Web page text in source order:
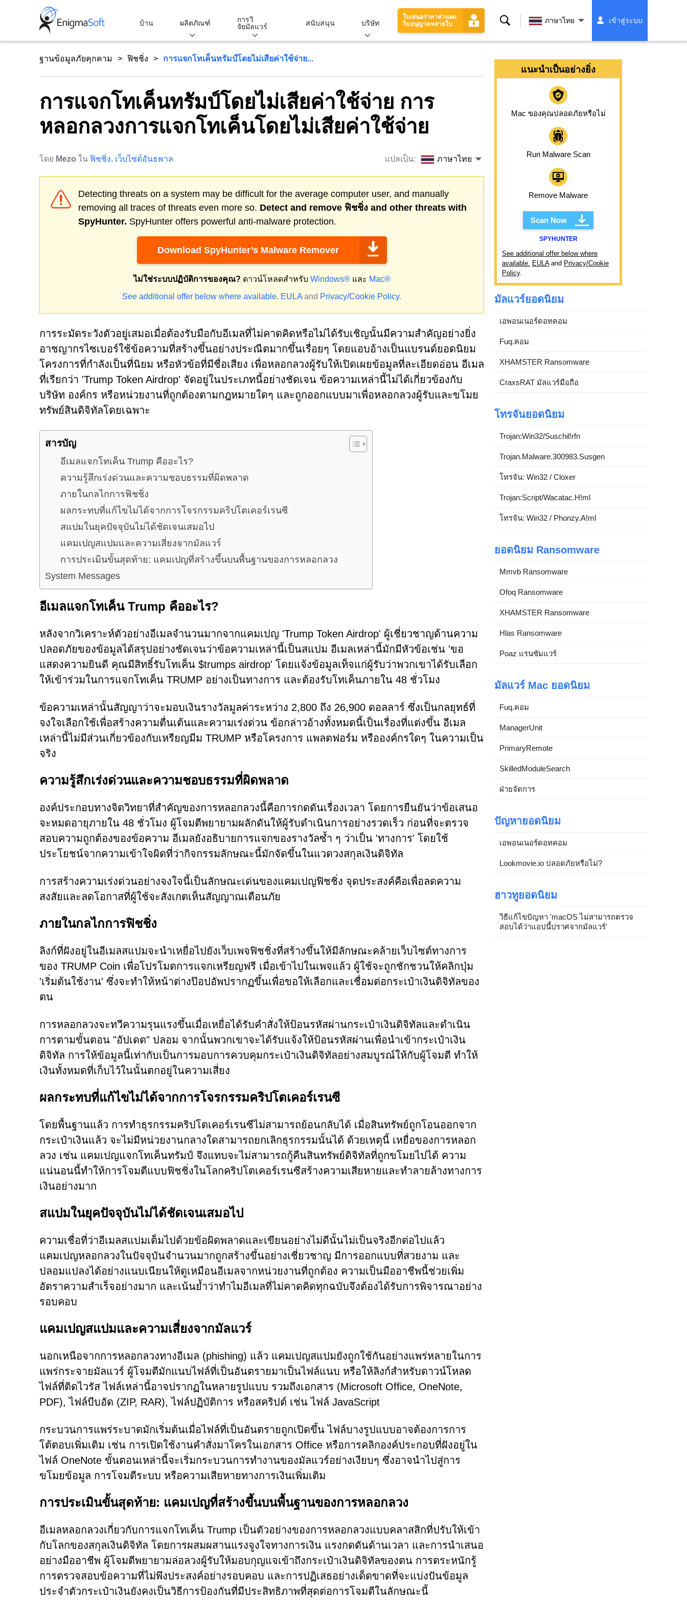
บ้าน ผลิตภัณฑ์
การวิ
จัยมัลแวร์
สนับสนุน บริษัท
ใบเสนอราคาส่วนลด
ใบอนุญาตหลายใบ
ค้นหา ภาษาไทย เข้าสู่ระบบ
ฐานข้อมูลภัยคุกคาม ฟิชชิ่ง การแจกโทเค็นทรัมป์โดยไม่เสียค่าใช้จ่าย...
การแจกโทเค็นทรัมป์โดยไม่เสียค่าใช้จ่าย การ
หลอกลวงการแจกโทเค็นโดยไม่เสียค่าใช้จ่าย
โดย Mezo ใน ฟิชชิ่ง, เว็บไซต์อันธพาล แปลเป็น: ภาษาไทย
Detecting threats on a system may be difficult for the average computer user, and manually
removing all traces of threats even more so. Detect and remove ฟิชชิ่ง and other threats with
SpyHunter. SpyHunter offers powerful anti-malware protection.
Download SpyHunter’s Malware Remover
ไม่ใช่ระบบปฏิบัติการของคุณ? ดาวน์โหลดสำหรับ Windows®และ Mac®
See additional offer below where available. EULA and Privacy/Cookie Policy.
การระมัดระวังตัวอยู่เสมอเมื่อต้องรับมือกับอีเมลที่ไม่คาดคิดหรือไม่ได้รับเชิญนั้นมีความสำคัญอย่างยิ่ง
อาชญากรไซเบอร์ใช้ข้อความที่สร้างขึ้นอย่างประณีตมากขึ้นเรื่อยๆ โดยแอบอ้างเป็นแบรนด์ยอดนิยม
โครงการที่กำลังเป็นที่นิยม หรือหัวข้อที่มีชื่อเสียง เพื่อหลอกลวงผู้รับให้เปิดเผยข้อมูลที่ละเอียดอ่อน อีเมล
ที่เรียกว่า 'Trump Token Airdrop' จัดอยู่ในประเภทนี้อย่างชัดเจน ข้อความเหล่านี้ไม่ได้เกี่ยวข้องกับ
บริษัท องค์กร หรือหน่วยงานที่ถูกต้องตามกฎหมายใดๆ และถูกออกแบบมาเพื่อหลอกลวงผู้รับและขโมย
ทรัพย์สินดิจิทัลโดยเฉพาะ
สารบัญ
อีเมลแจกโทเค็น Trump คืออะไร?
ความรู้สึกเร่งด่วนและความชอบธรรมที่ผิดพลาด
ภายในกลไกการฟิชชิ่ง
ผลกระทบที่แก้ไขไม่ได้จากการโจรกรรมคริปโตเคอร์เรนซี
สแปมในยุคปัจจุบันไม่ได้ชัดเจนเสมอไป
แคมเปญสแปมและความเสี่ยงจากมัลแวร์
การประเมินขั้นสุดท้าย: แคมเปญที่สร้างขึ้นบนพื้นฐานของการหลอกลวง
System Messages
อีเมลแจกโทเค็น Trump คืออะไร?
หลังจากวิเคราะห์ตัวอย่างอีเมลจำนวนมากจากแคมเปญ 'Trump Token Airdrop' ผู้เชี่ยวชาญด้านความ
ปลอดภัยของข้อมูลได้สรุปอย่างชัดเจนว่าข้อความเหล่านี้เป็นสแปม อีเมลเหล่านี้มักมีหัวข้อเช่น 'ขอ
แสดงความยินดี คุณมีสิทธิ์รับโทเค็น $trumps airdrop' โดยแจ้งข้อมูลเท็จแก่ผู้รับว่าพวกเขาได้รับเลือก
ให้เข้าร่วมในการแจกโทเค็น TRUMP อย่างเป็นทางการ และต้องรับโทเค็นภายใน 48 ชั่วโมง
ข้อความเหล่านั้นสัญญาว่าจะมอบเงินรางวัลมูลค่าระหว่าง 2,800 ถึง 26,900 ดอลลาร์ ซึ่งเป็นกลยุทธ์ที่
จงใจเลือกใช้เพื่อสร้างความตื่นเต้นและความเร่งด่วน ข้อกล่าวอ้างทั้งหมดนี้เป็นเรื่องที่แต่งขึ้น อีเมล
เหล่านี้ไม่มีส่วนเกี่ยวข้องกับเหรียญมีม TRUMP หรือโครงการ แพลตฟอร์ม หรือองค์กรใดๆ ในความเป็น
จริง
ความรู้สึกเร่งด่วนและความชอบธรรมที่ผิดพลาด
องค์ประกอบทางจิตวิทยาที่สำคัญของการหลอกลวงนี้คือการกดดันเรื่องเวลา โดยการยืนยันว่าข้อเสนอ
จะหมดอายุภายใน 48 ชั่วโมง ผู้โจมตีพยายามผลักดันให้ผู้รับดำเนินการอย่างรวดเร็ว ก่อนที่จะตรวจ
สอบความถูกต้องของข้อความ อีเมลยังอธิบายการแจกของรางวัลซ้ำ ๆ ว่าเป็น 'ทางการ' โดยใช้
ประโยชน์จากความเข้าใจผิดที่ว่ากิจกรรมลักษณะนี้มักจัดขึ้นในแวดวงสกุลเงินดิจิทัล
การสร้างความเร่งด่วนอย่างจงใจนี้เป็นลักษณะเด่นของแคมเปญฟิชชิ่ง จุดประสงค์คือเพื่อลดความ
สงสัยและลดโอกาสที่ผู้ใช้จะสังเกตเห็นสัญญาณเตือนภัย
ภายในกลไกการฟิชชิ่ง
ลิงก์ที่ฝังอยู่ในอีเมลสแปมจะนำเหยื่อไปยังเว็บเพจฟิชชิ่งที่สร้างขึ้นให้มีลักษณะคล้ายเว็บไซต์ทางการ
ของ TRUMP Coin เพื่อโปรโมตการแจกเหรียญฟรี เมื่อเข้าไปในเพจแล้ว ผู้ใช้จะถูกชักชวนให้คลิกปุ่ม
'เริ่มต้นใช้งาน' ซึ่งจะทำให้หน้าต่างป๊อปอัพปรากฏขึ้นเพื่อขอให้เลือกและเชื่อมต่อกระเป๋าเงินดิจิทัลของ
ตน
การหลอกลวงจะทวีความรุนแรงขึ้นเมื่อเหยื่อได้รับคำสั่งให้ป้อนรหัสผ่านกระเป๋าเงินดิจิทัลและดำเนิน
การตามขั้นตอน "อัปเดต" ปลอม จากนั้นพวกเขาจะได้รับแจ้งให้ป้อนรหัสผ่านเพื่อนำเข้ากระเป๋าเงิน
ดิจิทัล การให้ข้อมูลนี้เท่ากับเป็นการมอบการควบคุมกระเป๋าเงินดิจิทัลอย่างสมบูรณ์ให้กับผู้โจมตี ทำให้
เงินทั้งหมดที่เก็บไว้ในนั้นตกอยู่ในความเสี่ยง
ผลกระทบที่แก้ไขไม่ได้จากการโจรกรรมคริปโตเคอร์เรนซี
โดยพื้นฐานแล้ว การทำธุรกรรมคริปโตเคอร์เรนซีไม่สามารถย้อนกลับได้ เมื่อสินทรัพย์ถูกโอนออกจาก
กระเป๋าเงินแล้ว จะไม่มีหน่วยงานกลางใดสามารถยกเลิกธุรกรรมนั้นได้ ด้วยเหตุนี้ เหยื่อของการหลอก
ลวง เช่น แคมเปญแจกโทเค็นทรัมป์ จึงแทบจะไม่สามารถกู้คืนสินทรัพย์ดิจิทัลที่ถูกขโมยไปได้ ความ
แน่นอนนี้ทำให้การโจมตีแบบฟิชชิ่งในโลกคริปโตเคอร์เรนซีสร้างความเสียหายและทำลายล้างทางการ
เงินอย่างมาก
สแปมในยุคปัจจุบันไม่ได้ชัดเจนเสมอไป
ความเชื่อที่ว่าอีเมลสแปมเต็มไปด้วยข้อผิดพลาดและเขียนอย่างไม่ดีนั้นไม่เป็นจริงอีกต่อไปแล้ว
แคมเปญหลอกลวงในปัจจุบันจำนวนมากถูกสร้างขึ้นอย่างเชี่ยวชาญ มีการออกแบบที่สวยงาม และ
ปลอมแปลงได้อย่างแนบเนียนให้ดูเหมือนอีเมลจากหน่วยงานที่ถูกต้อง ความเป็นมืออาชีพนี้ช่วยเพิ่ม
อัตราความสำเร็จอย่างมาก และเน้นย้ำว่าทำไมอีเมลที่ไม่คาดคิดทุกฉบับจึงต้องได้รับการพิจารณาอย่าง
รอบคอบ
แคมเปญสแปมและความเสี่ยงจากมัลแวร์
นอกเหนือจากการหลอกลวงทางอีเมล (phishing) แล้ว แคมเปญสแปมยังถูกใช้กันอย่างแพร่หลายในการ
แพร่กระจายมัลแวร์ ผู้โจมตีมักแนบไฟล์ที่เป็นอันตรายมาเป็นไฟล์แนบ หรือให้ลิงก์สำหรับดาวน์โหลด
ไฟล์ที่ติดไวรัส ไฟล์เหล่านี้อาจปรากฏในหลายรูปแบบ รวมถึงเอกสาร (Microsoft Office, OneNote,
PDF), ไฟล์บีบอัด (ZIP, RAR), ไฟล์ปฏิบัติการ หรือสคริปต์ เช่น ไฟล์ JavaScript
กระบวนการแพร่ระบาดมักเริ่มต้นเมื่อไฟล์ที่เป็นอันตรายถูกเปิดขึ้น ไฟล์บางรูปแบบอาจต้องการการ
โต้ตอบเพิ่มเติม เช่น การเปิดใช้งานคำสั่งมาโครในเอกสาร Office หรือการคลิกองค์ประกอบที่ฝังอยู่ใน
ไฟล์ OneNote ขั้นตอนเหล่านี้จะเริ่มกระบวนการทำงานของมัลแวร์อย่างเงียบๆ ซึ่งอาจนำไปสู่การ
ขโมยข้อมูล การโจมตีระบบ หรือความเสียหายทางการเงินเพิ่มเติม
การประเมินขั้นสุดท้าย: แคมเปญที่สร้างขึ้นบนพื้นฐานของการหลอกลวง
อีเมลหลอกลวงเกี่ยวกับการแจกโทเค็น Trump เป็นตัวอย่างของการหลอกลวงแบบคลาสสิกที่ปรับให้เข้า
กับโลกของสกุลเงินดิจิทัล โดยการผสมผสานแรงจูงใจทางการเงิน แรงกดดันด้านเวลา และการนำเสนอ
อย่างมืออาชีพ ผู้โจมตีพยายามล่อลวงผู้รับให้มอบกุญแจเข้าถึงกระเป๋าเงินดิจิทัลของตน การตระหนักรู้
การตรวจสอบข้อความที่ไม่พึงประสงค์อย่างรอบคอบ และการปฏิเสธอย่างเด็ดขาดที่จะแบ่งปันข้อมูล
ประจำตัวกระเป๋าเงินยังคงเป็นวิธีการป้องกันที่มีประสิทธิภาพที่สุดต่อการโจมตีในลักษณะนี้
แนะนำเป็นอย่างยิ่ง
Mac ของคุณปลอดภัยหรือไม่
Run Malware Scan
Remove Malware
Scan Now
SPYHUNTER
See additional offer below where
available. EULAand Privacy/Cookie
Policy.
มัลแวร์ยอดนิยม
เอพอนเนอร์ดอทคอม
Fuq.คอม
XHAMSTER Ransomware
CraxsRAT มัลแวร์มือถือ
โทรจันยอดนิยม
Trojan:Win32/Suschil!rfn
Trojan.Malware.300983.Susgen
โทรจัน: Win32 / Cloxer
Trojan:Script/Wacatac.H!ml
โทรจัน: Win32 / Phonzy.A!ml
ยอดนิยม Ransomware
Mmvb Ransomware
Ofoq Ransomware
XHAMSTER Ransomware
Hlas Ransomware
Poaz แรนซัมแวร์
มัลแวร์ Mac ยอดนิยม
Fuq.คอม
ManagerUnit
PrimaryRemote
SkilledModuleSearch
ฝ่ายจัดการ
ปัญหายอดนิยม
เอพอนเนอร์ดอทคอม
Lookmovie.io ปลอดภัยหรือไม่?
ฮาวทูยอดนิยม
วิธีแก้ไขปัญหา 'macOS ไม่สามารถตรวจ
สอบได้ว่าแอปนี้ปราศจากมัลแวร์'